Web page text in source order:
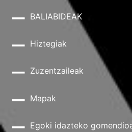
BALIABIDEAK
Hiztegiak
Zuzentzaileak
Mapak
Egoki idazteko